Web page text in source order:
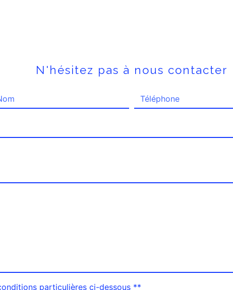
N'hésitez pas à nous contacter
particulières ci-dessous **